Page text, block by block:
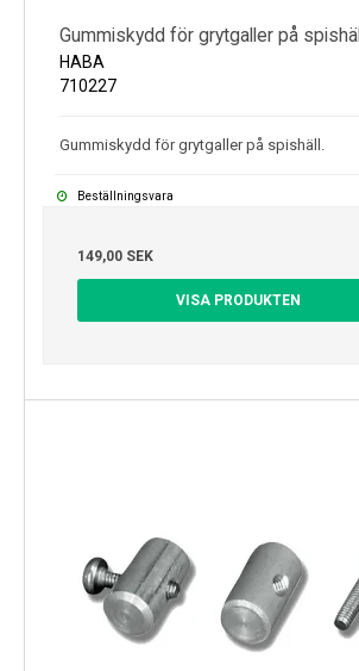
Gummiskydd för grytgaller på spishäll
HABA
710227
Gummiskydd för grytgaller på spishäll.
Beställningsvara
149,00 SEK
VISA PRODUKTEN